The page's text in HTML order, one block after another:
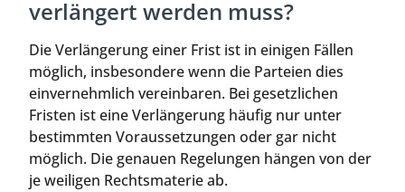
verlängert werden muss?
Die Verlängerung einer Frist ist in einigen Fällen
möglich, insbesondere wenn die Parteien dies
einvernehmlich vereinbaren. Bei gesetzlichen
Fristen ist eine Verlängerung häufig nur unter
bestimmten Voraussetzungen oder gar nicht
möglich. Die genauen Regelungen hängen von der
je weiligen Rechtsmaterie ab.